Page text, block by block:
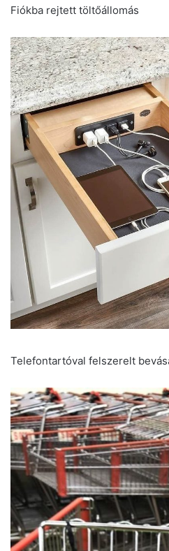
Fiókba rejtett töltőállomás
Telefontartóval felszerelt